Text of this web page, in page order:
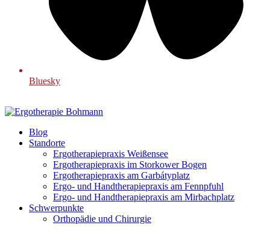
Bluesky
Blog
Standorte
Ergotherapiepraxis Weißensee
Ergotherapiepraxis im Storkower Bogen
Ergotherapiepraxis am Garbátyplatz
Ergo- und Handtherapiepraxis am Fennpfuhl
Ergo- und Handtherapiepraxis am Mirbachplatz
Schwerpunkte
Orthopädie und Chirurgie